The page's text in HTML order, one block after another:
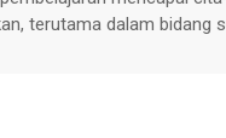
kenderaan awam